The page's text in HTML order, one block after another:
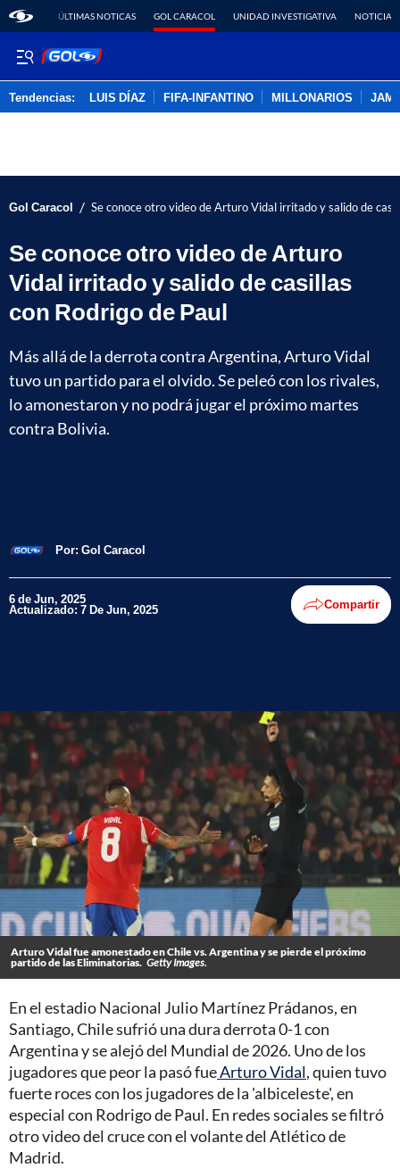
ÚLTIMAS NOTICAS GOL CARACOL UNIDAD INVESTIGATIVA NOTICIAS
Tendencias: LUIS DÍAZ FIFA-INFANTINO MILLONARIOS
Gol Caracol / Se conoce otro video de Arturo Vidal irritado y salido de
Se conoce otro video de Arturo
Vidal irritado y salido de casillas
con Rodrigo de Paul
Más allá de la derrota contra Argentina, Arturo Vidal
tuvo un partido para el olvido. Se peleó con los rivales,
lo amonestaron y no podrá jugar el próximo martes
contra Bolivia.
Por: Gol Caracol
6 de Jun, 2025
Actualizado: 7 De Jun, 2025 Compartir
Arturo Vidal fue amonestado en Chile vs. Argentina y se pierde el próximo
partido de las Eliminatorias. Getty Images.
En el estadio Nacional Julio Martínez Prádanos, en
Santiago, Chile sufrió una dura derrota 0-1 con
Argentina y se alejó del Mundial de 2026. Uno de los
jugadores que peor la pasó fueArturo Vidal, quien tuvo
fuerte roces con los jugadores de la 'albiceleste', en
especial con Rodrigo de Paul. En redes sociales se filtró
otro video del cruce con el volante del Atlético de
Madrid.